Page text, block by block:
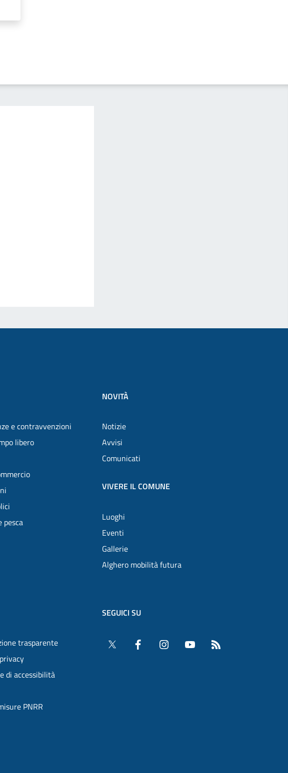
e contravvenzioni
libero
pesca
NOVITÀ
Notizie
Avvisi
Comunicati
VIVERE IL COMUNE
Luoghi
Eventi
Gallerie
Alghero mobilità futura
trasparente
di accessibilità
PNRR
SEGUICI SU
Twitter Facebook InstagramYouTube